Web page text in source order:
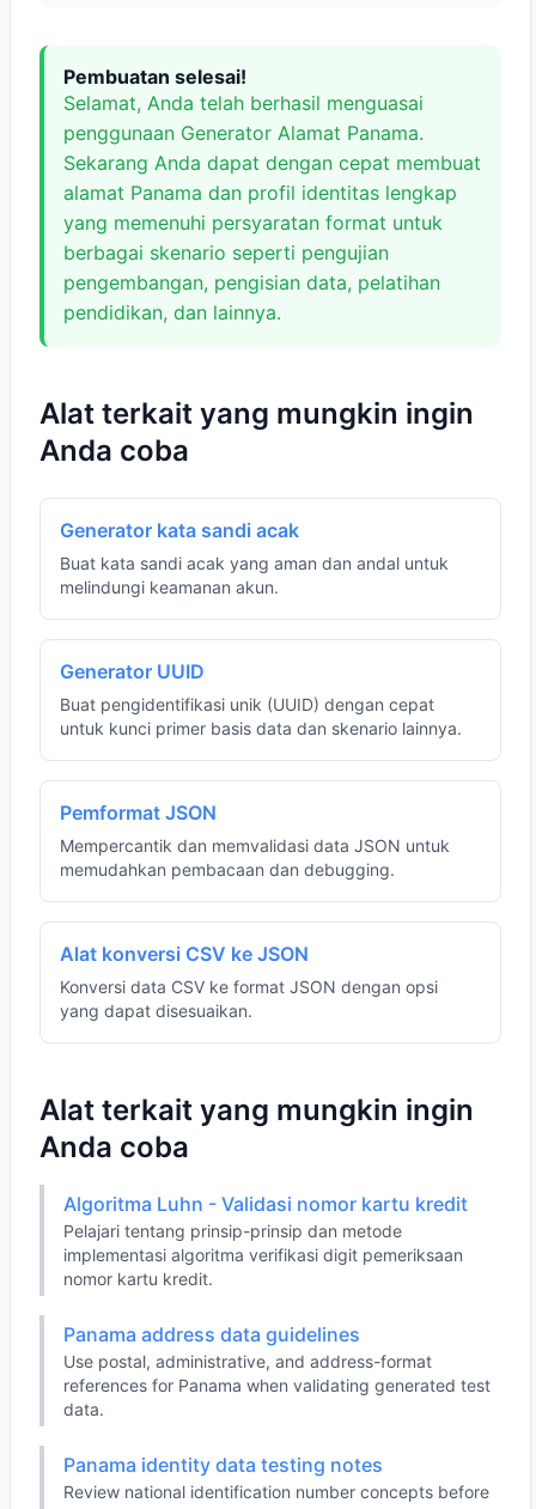
Pembuatan selesai!
Selamat, Anda telah berhasil menguasai
penggunaan Generator Alamat Panama.
Sekarang Anda dapat dengan cepat membuat
alamat Panama dan profil identitas lengkap
yang memenuhi persyaratan format untuk
berbagai skenario seperti pengujian
pengembangan, pengisian data, pelatihan
pendidikan, dan lainnya.
Alat terkait yang mungkin ingin
Anda coba
Generator kata sandi acak
Buat kata sandi acak yang aman dan andal untuk
melindungi keamanan akun.
Generator UUID
Buat pengidentifikasi unik (UUID) dengan cepat
untuk kunci primer basis data dan skenario lainnya.
Pemformat JSON
Mempercantik dan memvalidasi data JSON untuk
memudahkan pembacaan dan debugging.
Alat konversi CSV ke JSON
Konversi data CSV ke format JSON dengan opsi
yang dapat disesuaikan.
Alat terkait yang mungkin ingin
Anda coba
Algoritma Luhn - Validasi nomor kartu kredit
Pelajari tentang prinsip-prinsip dan metode
implementasi algoritma verifikasi digit pemeriksaan
nomor kartu kredit.
Panama address data guidelines
Use postal, administrative, and address-format
references for Panama when validating generated test
data.
Panama identity data testing notes
Review national identification number concepts before